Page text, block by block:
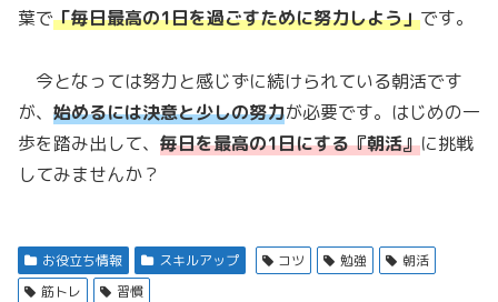
葉で「毎日最高の1日を過ごすために努力しよう」です。
今となっては努力と感じずに続けられている朝活です
が、 始めるには決意と少しの努力が必要です。はじめの一
歩を踏み出して、 毎日を最高の1日にする『朝活』に挑戦
してみませんか？
お役立ち情報 スキルアップ コツ 勉強
朝活
筋トレ
習慣